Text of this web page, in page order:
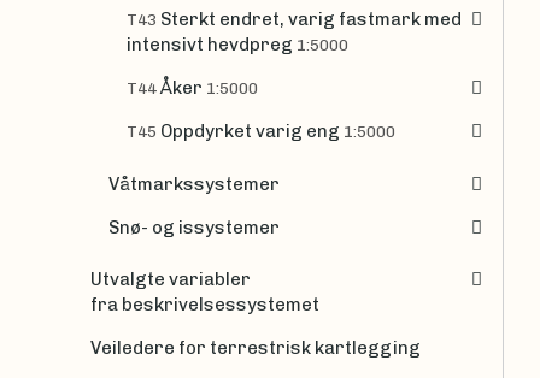
T43 Sterkt endret, varig fastmark med
intensivt hevdpreg 1:5000
T44Åker 1:5000
T45 Oppdyrket varig eng 1:5000
Våtmarkssystemer
Snø- og issystemer
Utvalgte variabler
fra beskrivelsessystemet
Veiledere for terrestrisk kartlegging